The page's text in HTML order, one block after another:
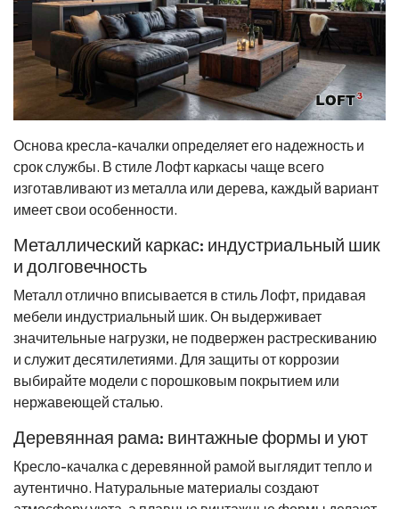
Основа кресла-качалки определяет его надежность и
срок службы. В стиле Лофт каркасы чаще всего
изготавливают из металла или дерева, каждый вариант
имеет свои особенности.
Металлический каркас: индустриальный шик
и долговечность
Металл отлично вписывается в стиль Лофт, придавая
мебели индустриальный шик. Он выдерживает
значительные нагрузки, не подвержен растрескиванию
и служит десятилетиями. Для защиты от коррозии
выбирайте модели с порошковым покрытием или
нержавеющей сталью.
Деревянная рама: винтажные формы и уют
Кресло-качалка с деревянной рамой выглядит тепло и
аутентично. Натуральные материалы создают